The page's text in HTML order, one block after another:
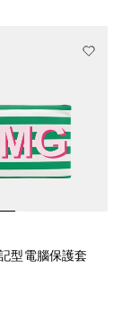
記型電腦保護套